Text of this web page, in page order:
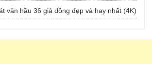
văn hầu 36 giá đồng đẹp và hay nhất (4K)